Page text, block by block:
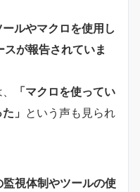
ルやマクロを使用し
が報告されていま
「マクロを使ってい
」 という声も見られ
監視体制やツールの使